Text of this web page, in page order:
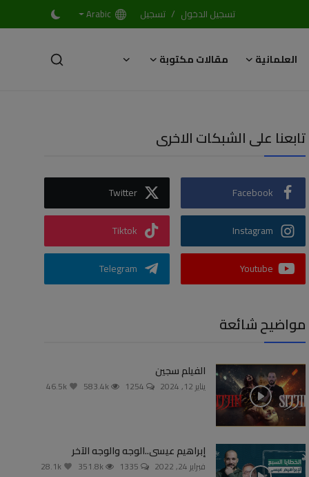
تسجيل الدخول / تسجيل Arabic
العلمانية
مقالات مكتوبة
تابعنا على الشبكات الاخرى
Facebook
Twitter
Instagram
Tiktok
Youtube
Telegram
مواضيح شائعة
الفيلم سجين
يناير 12, 2024 1254
583.4k
إبراهيم عيسى..الوجه والوجه الآخر
فبراير 24, 2022 1335
351.8k